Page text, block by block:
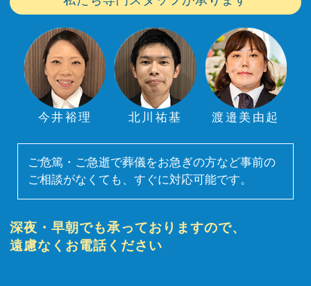
今井裕理 北川祐基 渡邉美由起
ご危篤・ご急逝で葬儀をお急ぎの方など事前の
ご相談がなくても、すぐに対応可能です。
深夜・早朝でも承っておりますので、
遠慮なくお電話ください